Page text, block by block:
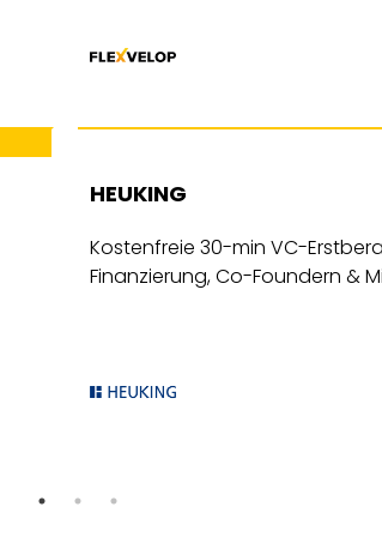
HEUKING
Kostenfreie 30-min VC-
Finanzierung, Co-Foundern &